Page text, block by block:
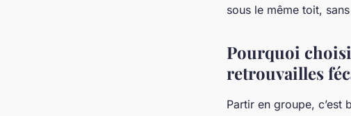
10 min de lecture
sous le même toit,
Pourquoi
retrouvailles
Partir en groupe, c’est